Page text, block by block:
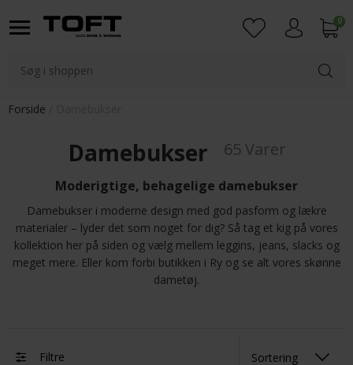
0
Forside
Damebukser 65 Varer
Moderigtige, behagelige damebukser
Damebukser i moderne design med god pasform og lækre
materialer – lyder det som noget for dig? Så tag et kig på vores
kollektion her på siden og vælg mellem leggins, jeans, slacks og
meget mere. Eller kom forbi butikken i Ry og se alt vores skønne
dametøj.
Filtre